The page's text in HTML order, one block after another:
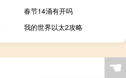
春节14涌有开吗
我的世界以太2攻略
☚